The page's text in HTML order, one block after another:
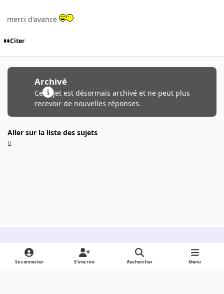
merci d'avance
Citer
Archivé
Ce sujet est désormais archivé et ne peut plus
recevoir de nouvelles réponses.
Aller sur la liste des sujets
Light ModeDark ModeSystem Preference
Se connecter S’inscrire Rechercher Menu